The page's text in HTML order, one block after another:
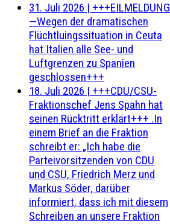
31. Juli 2026 | +++EILMELDUNG
—Wegen der dramatischen
Flüchtluingssituation in Ceuta
hat Italien alle See- und
Luftgrenzen zu Spanien
geschlossen+++
18. Juli 2026 | +++CDU/CSU-
Fraktionschef Jens Spahn hat
seinen Rücktritt erklärt+++ .In
einem Brief an die Fraktion
schreibt er: „Ich habe die
Parteivorsitzenden von CDU
und CSU, Friedrich Merz und
Markus Söder, darüber
informiert, dass ich mit diesem
Schreiben an unsere Fraktion